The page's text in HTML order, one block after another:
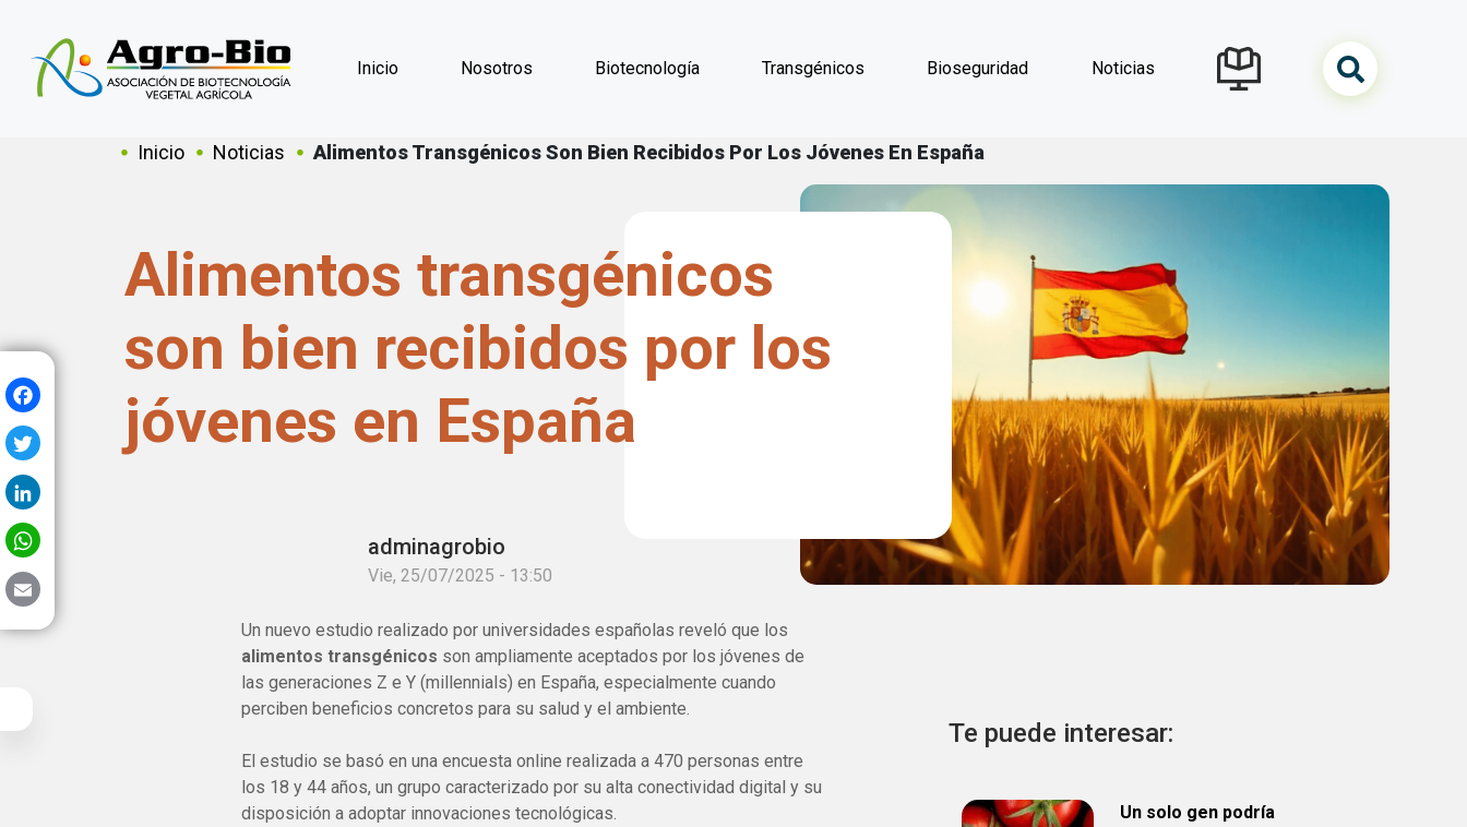
Inicio Nosotros Biotecnología Transgénicos Bioseguridad Noticias
Sobrescribir enlaces de ayuda a la navegación
Inicio Noticias Alimentos Transgénicos Son Bien Recibidos Por Los Jóvenes En España
Alimentos transgénicos
son bien recibidos por los
jóvenes en España
adminagrobio
Vie, 25/07/2025 - 13:50
Un nuevo estudio realizado por universidades españolas reveló que los
alimentos transgénicos son ampliamente aceptados por los jóvenes de
las generaciones Z e Y (millennials) en España, especialmente cuando
perciben beneficios concretos para su salud y el ambiente.
El estudio se basó en una encuesta online realizada a 470 personas entre
los 18 y 44 años, un grupo caracterizado por su alta conectividad digital y su
disposición a adoptar innovaciones tecnológicas.
Te puede interesar:
Un solo gen podría
Facebook
Twitter